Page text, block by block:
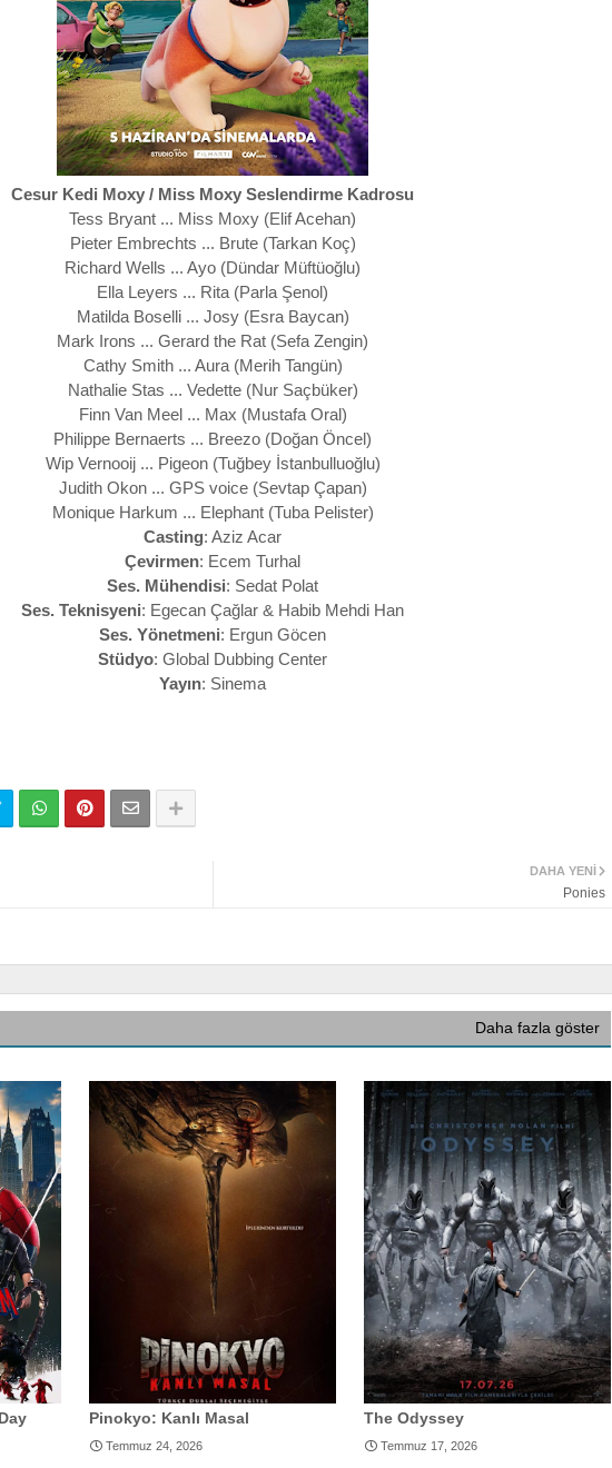
Cesur Kedi Moxy / Miss Moxy Seslendirme Kadrosu
Tess Bryant ... Miss Moxy (Elif Acehan)
Pieter Embrechts ... Brute (Tarkan Koç)
Richard Wells ... Ayo (Dündar Müftüoğlu)
Ella Leyers ... Rita (Parla Şenol)
Matilda Boselli ... Josy (Esra Baycan)
Mark Irons ... Gerard the Rat (Sefa Zengin)
Cathy Smith ... Aura (Merih Tangün)
Nathalie Stas ... Vedette (Nur Saçbüker)
Finn Van Meel ... Max (Mustafa Oral)
Philippe Bernaerts ... Breezo (Doğan Öncel)
Wip Vernooij ... Pigeon (Tuğbey İstanbulluoğlu)
Judith Okon ... GPS voice (Sevtap Çapan)
Monique Harkum ... Elephant (Tuba Pelister)
Casting: Aziz Acar
Çevirmen: Ecem Turhal
Ses. Mühendisi: Sedat Polat
Ses. Teknisyeni: Egecan Çağlar & Habib Mehdi Han
Ses. Yönetmeni: Ergun Göcen
Stüdyo: Global Dubbing Center
Yayın: Sinema
DAHA YENI
Ponies
Daha fazla göster
Pinokyo: Kanlı Masal
Temmuz 24, 2026
The Odyssey
Temmuz 17, 2026